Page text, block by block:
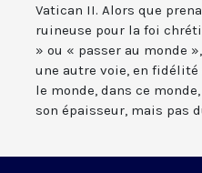
Vatican II. Alors que
ruineuse pour la foi
» ou « passer au monde
une autre voie, en fidélité
le monde, dans ce
son épaisseur, mais pas